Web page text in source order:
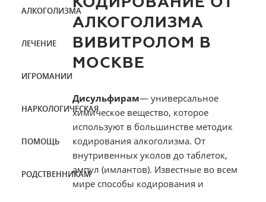
АЛКОГОЛИЗМА
ЛЕЧЕНИЕ
ИГРОМАНИИ
НАРКОЛОГИЧЕСКАЯ
ПОМОЩЬ
РОДСТВЕННИКАМ
АЛКОГОЛИЗМА
ВИВИТРОЛОМ В
МОСКВЕ
Дисульфирам— универсальное
химическое вещество, которое
используют в большинстве методик
кодирования алкоголизма. От
внутривенных уколов до таблеток,
ампул (имлантов). Известные во всем
мире способы кодирования и